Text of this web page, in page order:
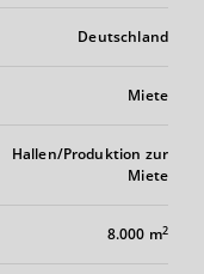
Deutschland
Miete
Hallen/Produktion zur
Miete
8.000 m2